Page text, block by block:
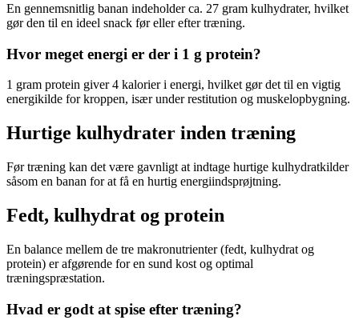
En gennemsnitlig banan indeholder ca. 27 gram kulhydrater, hvilket
gør den til en ideel snack før eller efter træning.
Hvor meget energi er der i 1 g protein?
1 gram protein giver 4 kalorier i energi, hvilket gør det til en vigtig
energikilde for kroppen, især under restitution og muskelopbygning.
Hurtige kulhydrater inden træning
Før træning kan det være gavnligt at indtage hurtige kulhydratkilder
såsom en banan for at få en hurtig energiindsprøjtning.
Fedt, kulhydrat og protein
En balance mellem de tre makronutrienter (fedt, kulhydrat og
protein) er afgørende for en sund kost og optimal
træningspræstation.
Hvad er godt at spise efter træning?